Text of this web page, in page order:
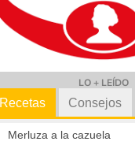
LO + LEÍDO
Recetas
Merluza a la cazuela
Consejos